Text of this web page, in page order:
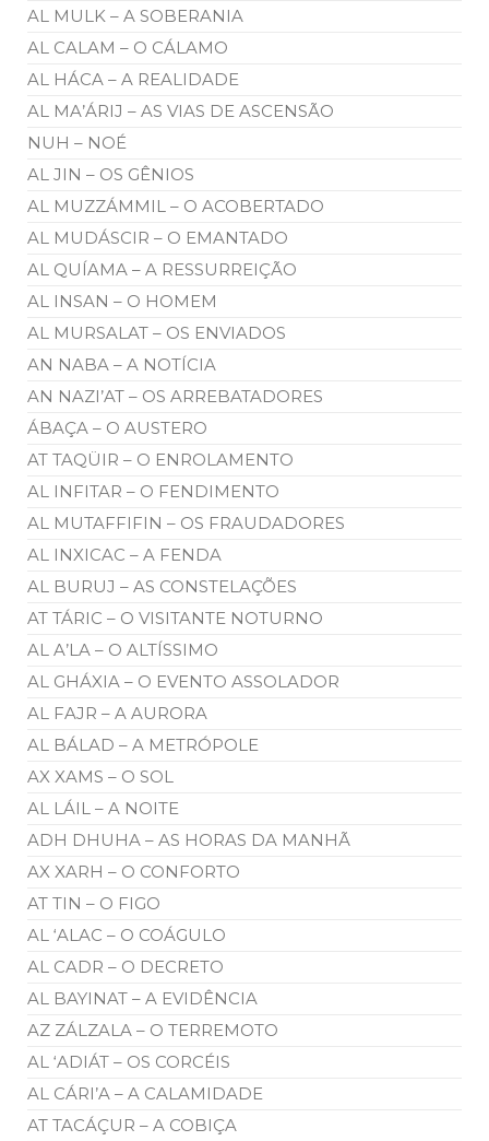
AL MULK – A SOBERANIA
AL CALAM – O CÁLAMO
AL HÁCA – A REALIDADE
AL MA’ÁRIJ – AS VIAS DE ASCENSÃO
NUH – NOÉ
AL JIN – OS GÊNIOS
AL MUZZÁMMIL – O ACOBERTADO
AL MUDÁSCIR – O EMANTADO
AL QUÍAMA – A RESSURREIÇÃO
AL INSAN – O HOMEM
AL MURSALAT – OS ENVIADOS
AN NABA – A NOTÍCIA
AN NAZI’AT – OS ARREBATADORES
ÁBAÇA – O AUSTERO
AT TAQÜIR – O ENROLAMENTO
AL INFITAR – O FENDIMENTO
AL MUTAFFIFIN – OS FRAUDADORES
AL INXICAC – A FENDA
AL BURUJ – AS CONSTELAÇÕES
AT TÁRIC – O VISITANTE NOTURNO
AL A’LA – O ALTÍSSIMO
AL GHÁXIA – O EVENTO ASSOLADOR
AL FAJR – A AURORA
AL BÁLAD – A METRÓPOLE
AX XAMS – O SOL
AL LÁIL – A NOITE
ADH DHUHA – AS HORAS DA MANHÃ
AX XARH – O CONFORTO
AT TIN – O FIGO
AL ‘ALAC – O COÁGULO
AL CADR – O DECRETO
AL BAYINAT – A EVIDÊNCIA
AZ ZÁLZALA – O TERREMOTO
AL ‘ADIÁT – OS CORCÉIS
AL CÁRI’A – A CALAMIDADE
AT TACÁÇUR – A COBIÇA